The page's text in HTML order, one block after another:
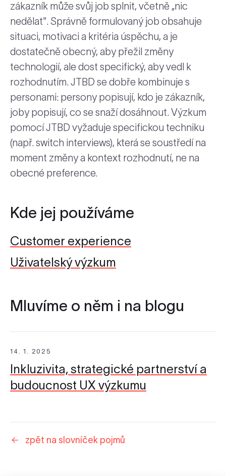
zákazník může svůj job splnit, včetně „nic
nedělat". Správně formulovaný job obsahuje
situaci, motivaci a kritéria úspěchu, a je
dostatečně obecný, aby přežil změny
technologií, ale dost specifický, aby vedl k
rozhodnutím. JTBD se dobře kombinuje s
personami: persony popisují, kdo je zákazník,
joby popisují, co se snaží dosáhnout. Výzkum
pomocí JTBD vyžaduje specifickou techniku
(např. switch interviews), která se soustředí na
moment změny a kontext rozhodnutí, ne na
obecné preference.
Kde jej používáme
Customer experience
Uživatelský výzkum
Mluvíme o něm i na blogu
14. 1. 2025
Inkluzivita, strategické partnerství a
budoucnost UX výzkumu
zpět na slovníček pojmů